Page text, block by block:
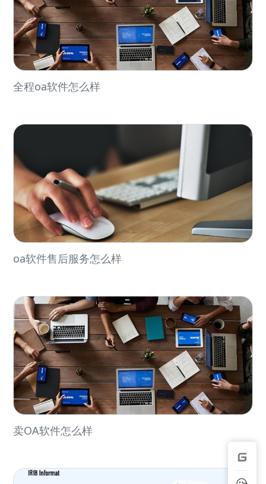
全程oa软件怎么样
oa软件售后服务怎么样
卖OA软件怎么样